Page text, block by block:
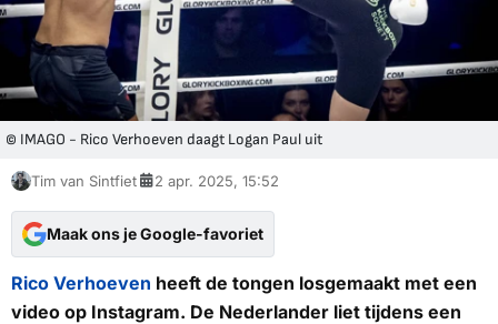
© IMAGO - Rico Verhoeven daagt Logan Paul uit
Tim van Sintfiet 2 apr. 2025, 15:52
Maak ons je Google-favoriet
Rico Verhoeven heeft de tongen losgemaakt met een
video op Instagram. De Nederlander liet tijdens een